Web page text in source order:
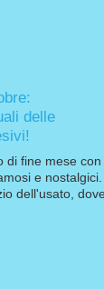
delle
di fine mese
e
dell'usato,